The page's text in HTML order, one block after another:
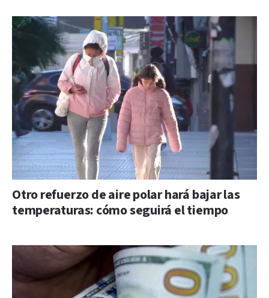
Otro refuerzo de aire polar hará bajar las
temperaturas: cómo seguirá el tiempo